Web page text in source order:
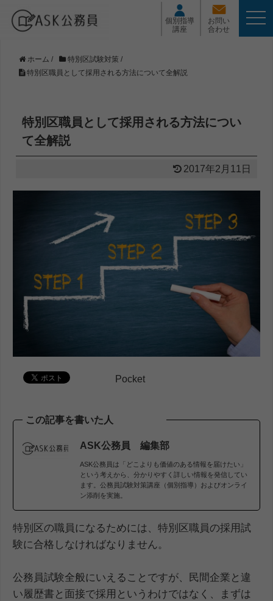
個別指導
講座
お問い
合わせ
t
o
g
i
ホーム / 特別区試験対策 /
特別区職員として採用される方法について全解説
特別区職員として採用される方法につい
て全解説
2017年2月11日
Pocket
この記事を書いた人
ASK公務員 編集部
ASK公務員は「どこよりも価値のある情報を届けたい」
という考えから、分かりやすく詳しい情報を発信してい
ます。公務員試験対策講座（個別指導）およびオンライ
ン添削を実施。
特別区の職員になるためには、特別区職員の採用試
験に合格しなければなりません。
公務員試験全般にいえることですが、民間企業と違
い履歴書と面接で採用というわけではなく、まずは